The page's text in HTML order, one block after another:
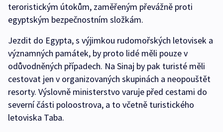
teroristickým útokům, zaměřeným převážně proti
egyptským bezpečnostním složkám.
Jezdit do Egypta, s výjimkou rudomořských letovisek a
významných památek, by proto lidé měli pouze v
odůvodněných případech. Na Sinaj by pak turisté měli
cestovat jen v organizovaných skupinách a neopouštět
resorty. Výslovně ministerstvo varuje před cestami do
severní části poloostrova, a to včetně turistického
letoviska Taba.